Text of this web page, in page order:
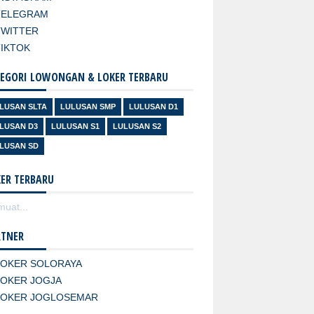
LOWONGAN & LOKER TERBARU
SLTA LULUSAN SMP LULUSAN D1
D3 LULUSAN S1 LULUSAN S2
SD
TERBARU
SOLORAYA
JOGJA
JOGLOSEMAR